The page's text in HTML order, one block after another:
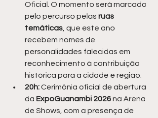
Oficial. O momento será marcado
pelo percurso pelas ruas
temáticas, que este ano
recebem nomes de
personalidades falecidas em
reconhecimento à contribuição
histórica para a cidade e região.
20h: Cerimônia oficial de abertura
da ExpoGuanambi 2026 na Arena
de Shows, com a presença de